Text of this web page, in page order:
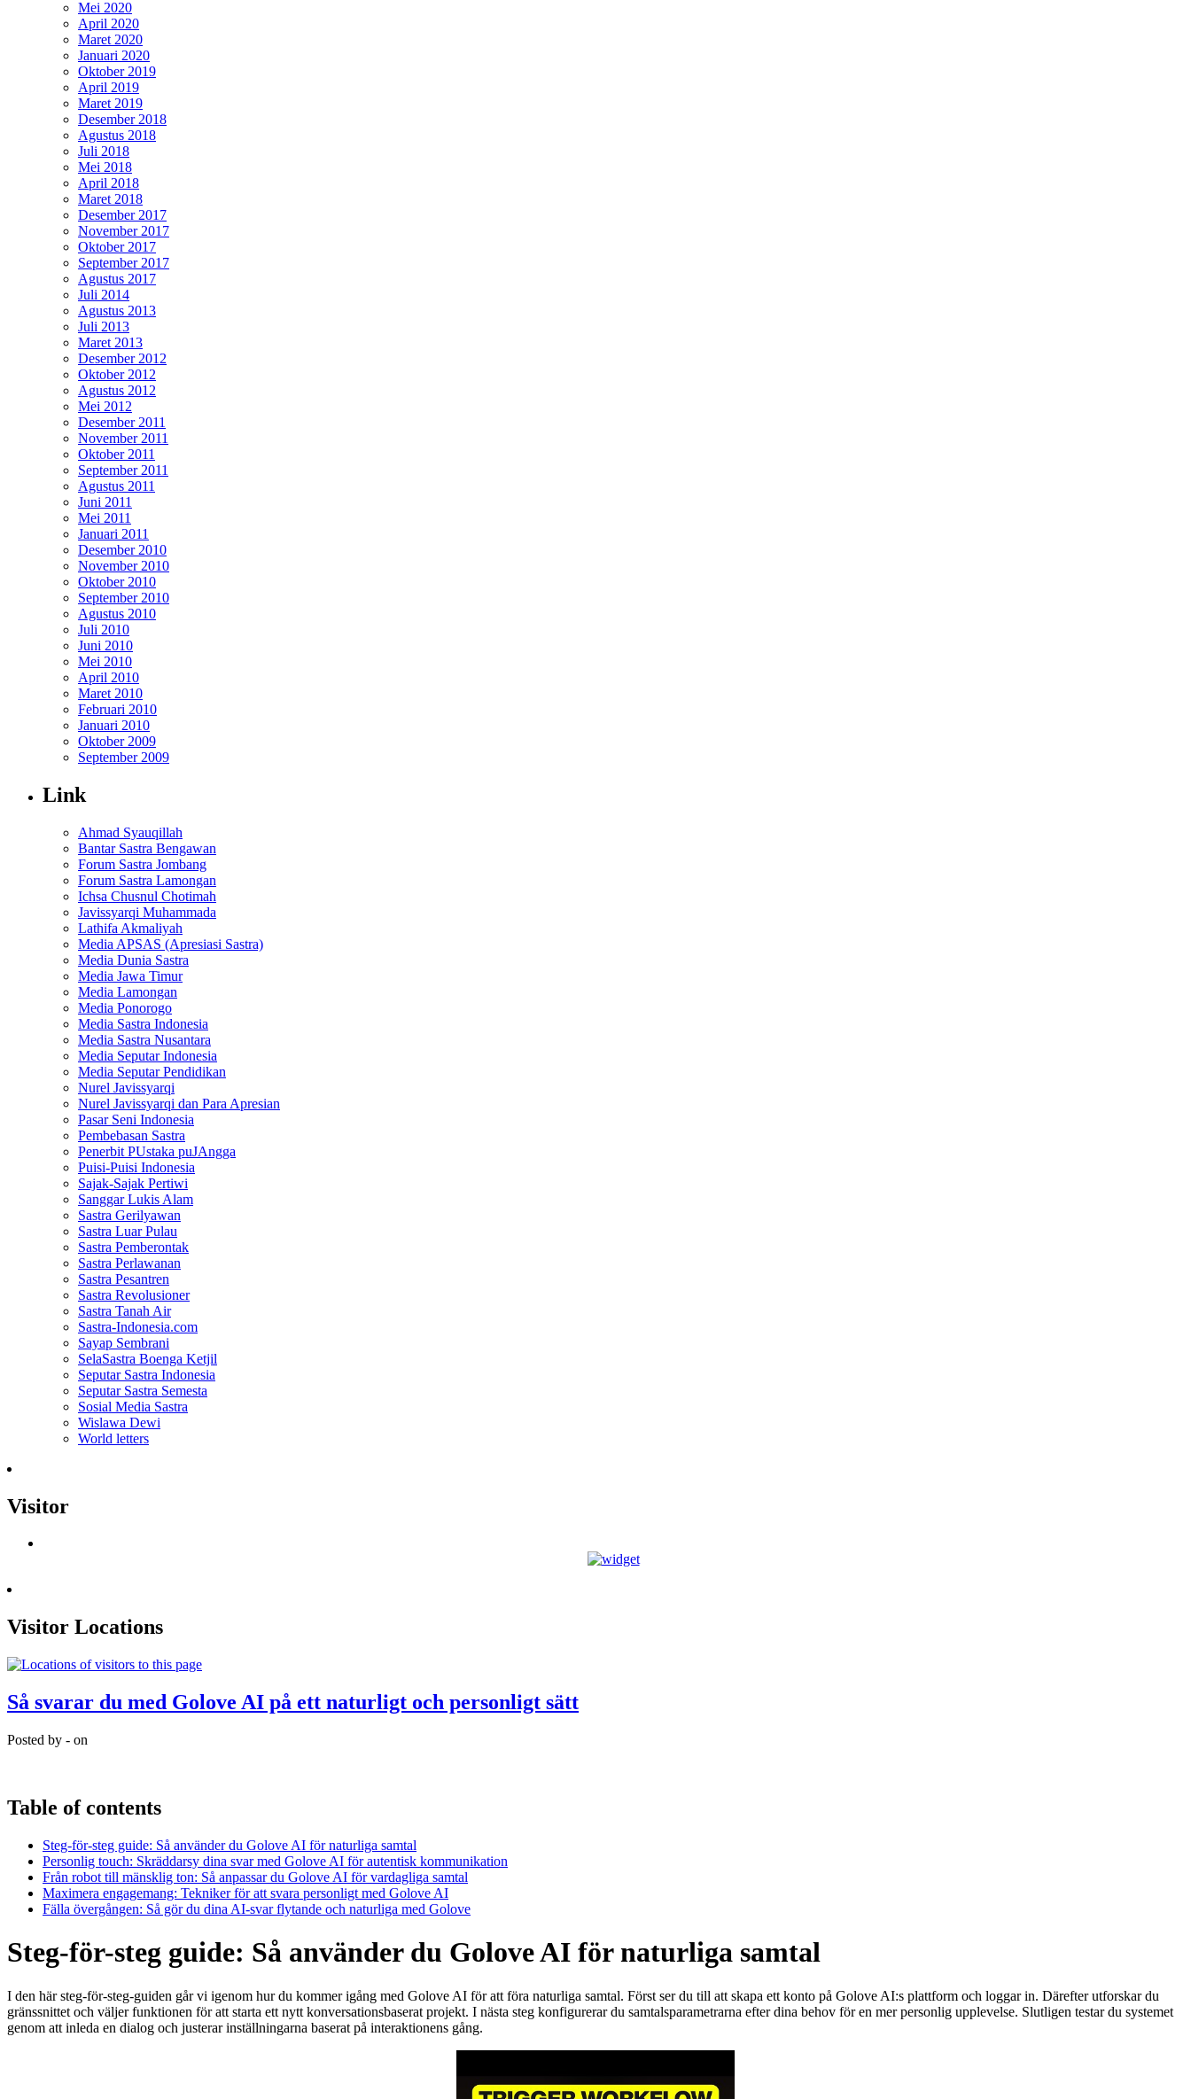
Mei 2020
April 2020
Maret 2020
Januari 2020
Oktober 2019
April 2019
Maret 2019
Desember 2018
Agustus 2018
Juli 2018
Mei 2018
April 2018
Maret 2018
Desember 2017
November 2017
Oktober 2017
September 2017
Agustus 2017
Juli 2014
Agustus 2013
Juli 2013
Maret 2013
Desember 2012
Oktober 2012
Agustus 2012
Mei 2012
Desember 2011
November 2011
Oktober 2011
September 2011
Agustus 2011
Juni 2011
Mei 2011
Januari 2011
Desember 2010
November 2010
Oktober 2010
September 2010
Agustus 2010
Juli 2010
Juni 2010
Mei 2010
April 2010
Maret 2010
Februari 2010
Januari 2010
Oktober 2009
September 2009
Link
Ahmad Syauqillah
Bantar Sastra Bengawan
Forum Sastra Jombang
Forum Sastra Lamongan
Ichsa Chusnul Chotimah
Javissyarqi Muhammada
Lathifa Akmaliyah
Media APSAS (Apresiasi Sastra)
Media Dunia Sastra
Media Jawa Timur
Media Lamongan
Media Ponorogo
Media Sastra Indonesia
Media Sastra Nusantara
Media Seputar Indonesia
Media Seputar Pendidikan
Nurel Javissyarqi
Nurel Javissyarqi dan Para Apresian
Pasar Seni Indonesia
Pembebasan Sastra
Penerbit PUstaka puJAngga
Puisi-Puisi Indonesia
Sajak-Sajak Pertiwi
Sanggar Lukis Alam
Sastra Gerilyawan
Sastra Luar Pulau
Sastra Pemberontak
Sastra Perlawanan
Sastra Pesantren
Sastra Revolusioner
Sastra Tanah Air
Sastra-Indonesia.com
Sayap Sembrani
SelaSastra Boenga Ketjil
Seputar Sastra Indonesia
Seputar Sastra Semesta
Sosial Media Sastra
Wislawa Dewi
World letters
Visitor
Visitor Locations
Så svarar du med Golove AI på ett naturligt och personligt sätt
Posted by - on
Table of contents
Steg-för-steg guide: Så använder du Golove AI för naturliga samtal
Personlig touch: Skräddarsy dina svar med Golove AI för autentisk kommunikation
Från robot till mänsklig ton: Så anpassar du Golove AI för vardagliga samtal
Maximera engagemang: Tekniker för att svara personligt med Golove AI
Fälla övergången: Så gör du dina AI-svar flytande och naturliga med Golove
Steg-för-steg guide: Så använder du Golove AI för naturliga samtal
I den här steg-för-steg-guiden går vi igenom hur du kommer igång med Golove AI för att föra naturliga samtal. Först ser du till att skapa ett konto på Golove AI:s plattform och loggar in. Därefter utforskar du
gränssnittet och väljer funktionen för att starta ett nytt konversationsbaserat projekt. I nästa steg konfigurerar du samtalsparametrarna efter dina behov för en mer personlig upplevelse. Slutligen testar du systemet
genom att inleda en dialog och justerar inställningarna baserat på interaktionens gång.